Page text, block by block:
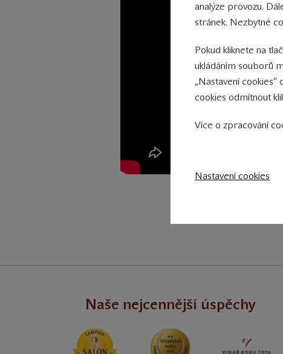
Naše nejcennější úspěchy
analýze provozu.
stránek. Nezbytné
Pokud kliknete na
ukládáním souborů
„Nastavení
cookies odmítnout
Více o zpracování
Nastavení cookies